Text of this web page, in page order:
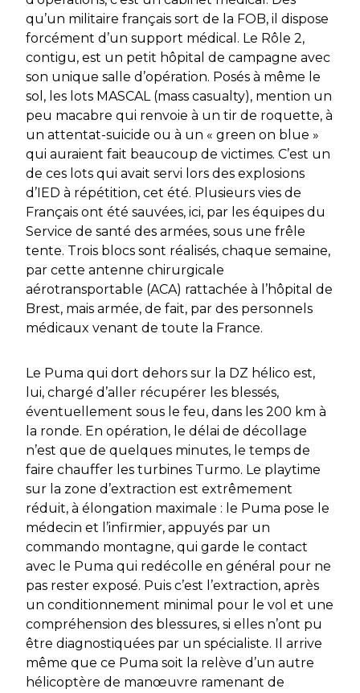
qu’un militaire français sort de la FOB, il dispose
forcément d’un support médical. Le Rôle 2,
contigu, est un petit hôpital de campagne avec
son unique salle d’opération. Posés à même le
sol, les lots MASCAL (mass casualty), mention un
peu macabre qui renvoie à un tir de roquette, à
un attentat-suicide ou à un « green on blue »
qui auraient fait beaucoup de victimes. C’est un
de ces lots qui avait servi lors des explosions
d’IED à répétition, cet été. Plusieurs vies de
Français ont été sauvées, ici, par les équipes du
Service de santé des armées, sous une frêle
tente. Trois blocs sont réalisés, chaque semaine,
par cette antenne chirurgicale
aérotransportable (ACA) rattachée à l’hôpital de
Brest, mais armée, de fait, par des personnels
médicaux venant de toute la France.
Le Puma qui dort dehors sur la DZ hélico est,
lui, chargé d’aller récupérer les blessés,
éventuellement sous le feu, dans les 200 km à
la ronde. En opération, le délai de décollage
n’est que de quelques minutes, le temps de
faire chauffer les turbines Turmo. Le playtime
sur la zone d’extraction est extrêmement
réduit, à élongation maximale : le Puma pose le
médecin et l’infirmier, appuyés par un
commando montagne, qui garde le contact
avec le Puma qui redécolle en général pour ne
pas rester exposé. Puis c’est l’extraction, après
un conditionnement minimal pour le vol et une
compréhension des blessures, si elles n’ont pu
être diagnostiquées par un spécialiste. Il arrive
même que ce Puma soit la relève d’un autre
hélicoptère de manœuvre ramenant de